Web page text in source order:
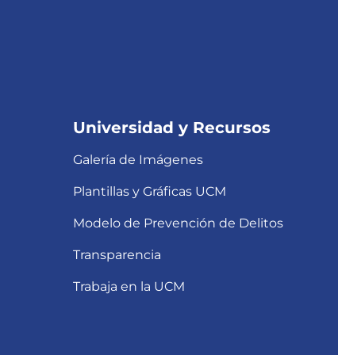
Universidad y Recursos
Galería de Imágenes
Plantillas y Gráficas UCM
Modelo de Prevención de Delitos
Transparencia
Trabaja en la UCM